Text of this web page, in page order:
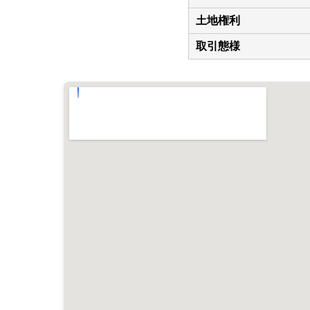
土地権利
取引態様